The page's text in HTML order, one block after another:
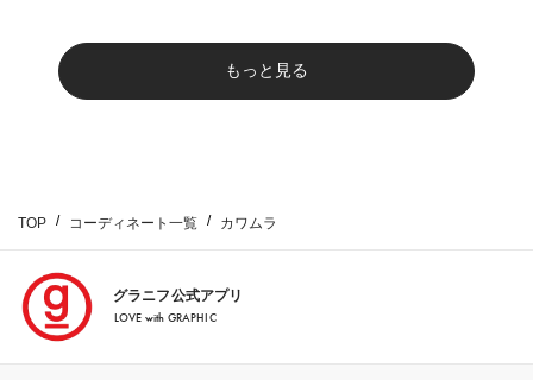
もっと見る
TOP コーディネート一覧 カワムラ
グラニフ公式アプリ
LOVE with GRAPHIC